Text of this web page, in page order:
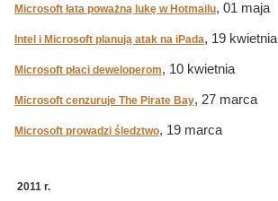
Microsoft łata poważną lukę w Hotmailu, 01 maja
Intel i Microsoft planują atak na iPada, 19 kwietnia
Microsoft płaci deweloperom, 10 kwietnia
Microsoft cenzuruje The Pirate Bay, 27 marca
Microsoft prowadzi śledztwo, 19 marca
2011 r.